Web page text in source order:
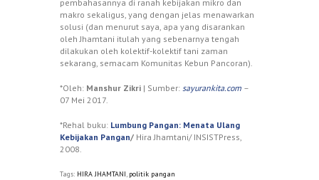
pembahasannya di ranah kebijakan mikro dan
makro sekaligus, yang dengan jelas menawarkan
solusi (dan menurut saya, apa yang disarankan
oleh Jhamtani itulah yang sebenarnya tengah
dilakukan oleh kolektif-kolektif tani zaman
sekarang, semacam Komunitas Kebun Pancoran).
*Oleh: Manshur Zikri | Sumber: sayurankita.com –
07 Mei 2017.
*Rehal buku: Lumbung Pangan: Menata Ulang
Kebijakan Pangan/ Hira Jhamtani/ INSISTPress,
2008.
Tags: HIRA JHAMTANI, politik pangan